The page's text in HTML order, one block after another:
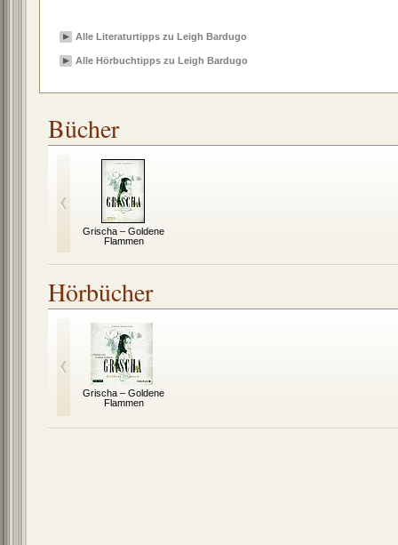
Alle Literaturtipps zu Leigh Bardugo
Alle Hörbuchtipps zu Leigh Bardugo
Bücher
Grischa – Goldene
Flammen
Hörbücher
Grischa – Goldene
Flammen